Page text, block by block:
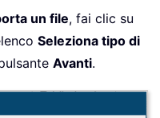
un file, fai clic su
Seleziona tipo di
Avanti.